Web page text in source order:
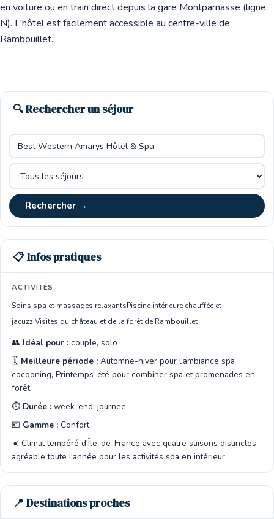
en voiture ou en train direct depuis la gare Montparnasse (ligne
N). L'hôtel est facilement accessible au centre-ville de
Rambouillet.
🔍 Rechercher un séjour
Rechercher →
📋 Infos pratiques
ACTIVITÉS
Soins spa et massages relaxantsPiscine intérieure chauffée et
jacuzziVisites du château et de la forêt de Rambouillet
👥 Idéal pour : couple, solo
🗓️ Meilleure période : Automne-hiver pour l'ambiance spa
cocooning, Printemps-été pour combiner spa et promenades en
forêt
⏱️ Durée : week-end, journee
💶 Gamme : Confort
☀️ Climat tempéré d'Île-de-France avec quatre saisons distinctes,
agréable toute l'année pour les activités spa en intérieur.
📍 Destinations proches